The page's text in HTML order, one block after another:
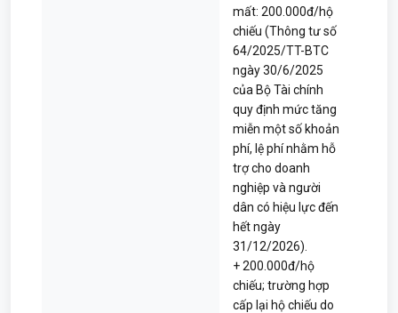
mất: 200.000đ/hộ
chiếu (Thông tư số
64/2025/TT-BTC
ngày 30/6/2025
của Bộ Tài chính
quy định mức tăng
miễn một số khoản
phí, lệ phí nhằm hỗ
trợ cho doanh
nghiệp và người
dân có hiệu lực đến
hết ngày
31/12/2026).
+ 200.000đ/hộ
chiếu; trường hợp
cấp lại hộ chiếu do